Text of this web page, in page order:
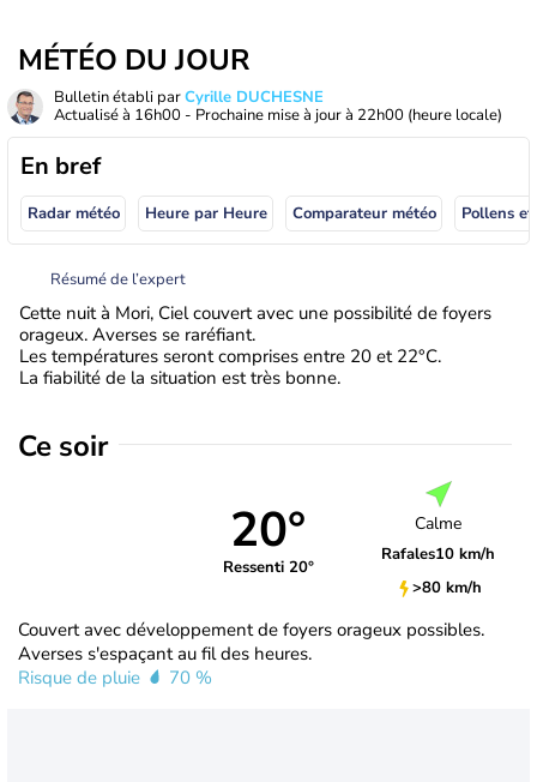
MÉTÉO DU JOUR
Bulletin établi parCyrille DUCHESNE
Actualisé à 16h00 - Prochaine mise à jour à 22h00 (heure locale)
En bref
Radar météo Heure par Heure Comparateur météo Pollens
Résumé de l’expert
Cette nuit à Mori, Ciel couvert avec une possibilité de foyers
orageux. Averses se raréfiant.
Les températures seront comprises entre 20 et 22°C.
La fiabilité de la situation est très bonne.
Ce soir
20°
Ressenti 20°
Calme
Rafales10 km/h
>80 km/h
Couvert avec développement de foyers orageux possibles.
Averses s'espaçant au fil des heures.
Risque de pluie
70 %